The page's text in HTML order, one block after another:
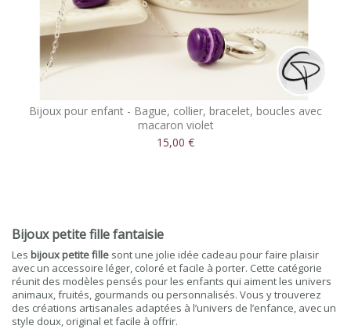
Bijoux pour enfant - Bague, collier, bracelet, boucles avec
macaron violet
15,00 €
Bijoux petite fille fantaisie
Les bijoux petite fille sont une jolie idée cadeau pour faire plaisir
avec un accessoire léger, coloré et facile à porter. Cette catégorie
réunit des modèles pensés pour les enfants qui aiment les univers
animaux, fruités, gourmands ou personnalisés. Vous y trouverez
des créations artisanales adaptées à l’univers de l’enfance, avec un
style doux, original et facile à offrir.